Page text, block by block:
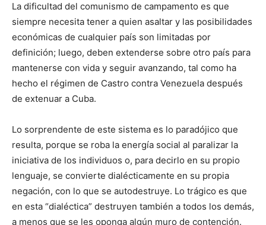
La dificultad del comunismo de campamento es que
siempre necesita tener a quien asaltar y las posibilidades
económicas de cualquier país son limitadas por
definición; luego, deben extenderse sobre otro país para
mantenerse con vida y seguir avanzando, tal como ha
hecho el régimen de Castro contra Venezuela después
de extenuar a Cuba.
Lo sorprendente de este sistema es lo paradójico que
resulta, porque se roba la energía social al paralizar la
iniciativa de los individuos o, para decirlo en su propio
lenguaje, se convierte dialécticamente en su propia
negación, con lo que se autodestruye. Lo trágico es que
en esta “dialéctica” destruyen también a todos los demás,
a menos que se les oponga algún muro de contención.